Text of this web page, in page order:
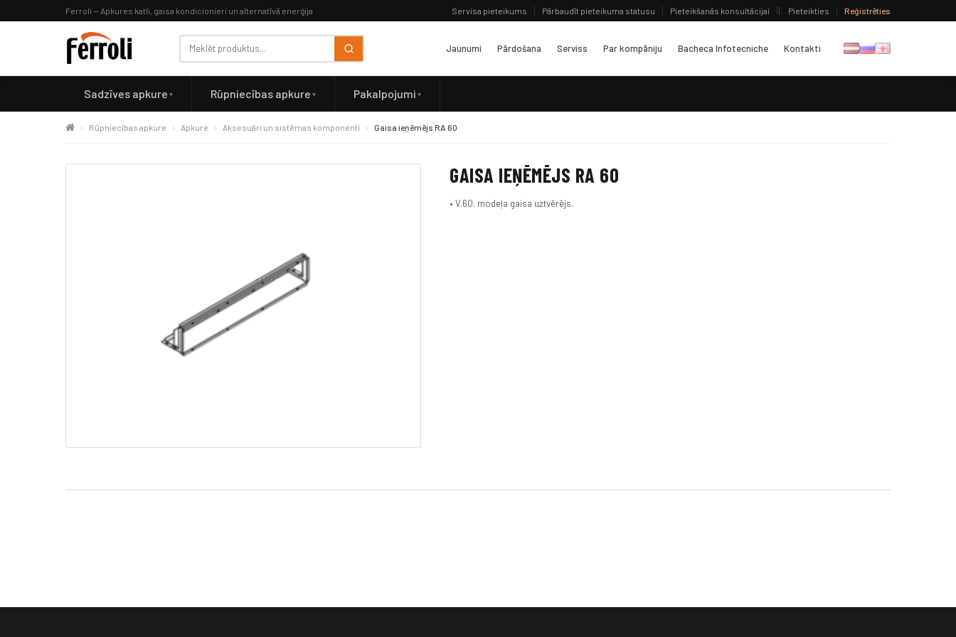
Ferroli — Apkures katli, gaisa kondicionieri un alternatīvā enerģija Servisa pieteikums Pārbaudīt pieteikuma statusu Pieteikšanās konsultācijai Pieteikties Reģistrēties
Jaunumi Pārdošana Serviss Par kompāniju Bacheca Infotecniche Kontakti
Sadzīves apkure Rūpniecības apkure Pakalpojumi
Rūpniecības apkure Apkure Aksesuāri un sistēmas komponenti Gaisa ieņēmējs RA 60
GAISA IEŅĒMĒJS RA 60
• V.60. modeļa gaisa uztvērējs.